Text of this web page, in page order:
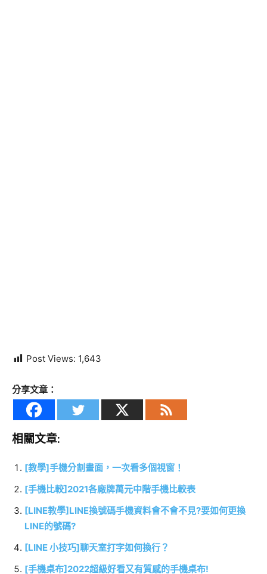
Post Views: 1,643
分享文章：
相關文章:
[教學]手機分割畫面，一次看多個視窗！
[手機比較]2021各廠牌萬元中階手機比較表
[LINE教學]LINE換號碼手機資料會不會不見?要如何更換
LINE的號碼?
[LINE 小技巧]聊天室打字如何換行？
[手機桌布]2022超級好看又有質感的手機桌布!